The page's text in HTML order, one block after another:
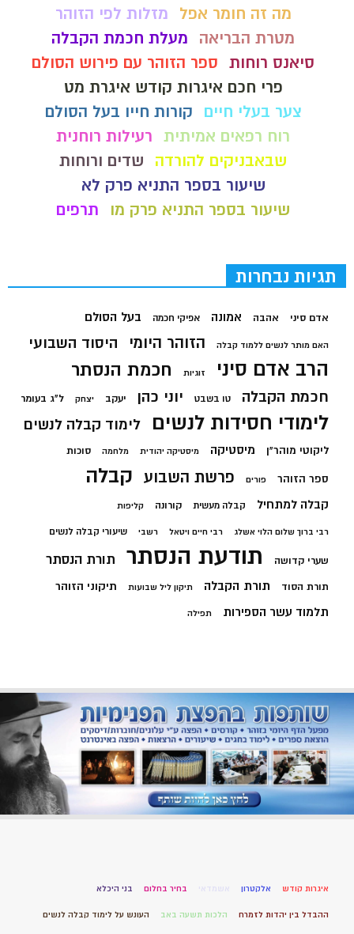
מה זה חומר אפל
מזלות לפי הזוהר
מטרת הבריאה
מעלת חכמת הקבלה
סיאנס רוחות ספר הזוהר עם פירוש הסולם
פרי חכם איגרות קודש איגרת מט
צער בעלי חיים
קורות חייו בעל הסולם
רוח רפאים אמיתית רעילות רוחנית
שבאבניקים להורדה
שדים ורוחות
שיעור בספר התניא פרק לא
שיעור בספר התניא פרק מו
תרפים
תגיות נבחרות
אדם סיני אהבה אמונה אפיקי חכמה בעל הסולם
האם מותר לנשים ללמוד קבלה הזוהר היומי היסוד השבועי
הרב אדם סיני זוגיות חכמת הנסתר
חכמת הקבלה טו בשבט יוני כהן יעקב יצחק ל"ג בעומר
לימודי חסידות לנשים לימוד קבלה לנשים
ליקוטי מוהר"ן מיסטיקה מיסטיקה יהודית מלחמה סוכות
ספר הזוהר פורים פרשת השבוע קבלה
קבלה למתחיל קבלה מעשית קורונה קליפות
רבי ברוך שלום הלוי אשלג רבי חיים ויטאל רשבי שיעורי קבלה לנשים
שערי קדושה תודעת הנסתר תורת הנסתר
תורת הסוד תורת הקבלה תיקון ליל שבועות תיקוני הזוהר
תלמוד עשר הספירות תפילה
איגרות קודש אלקטרון בחיר בחלום בני היכלא
ההבדל בין יהדות לזמרח הלכות תשעה באב העונש על לימוד קבלה לנשים